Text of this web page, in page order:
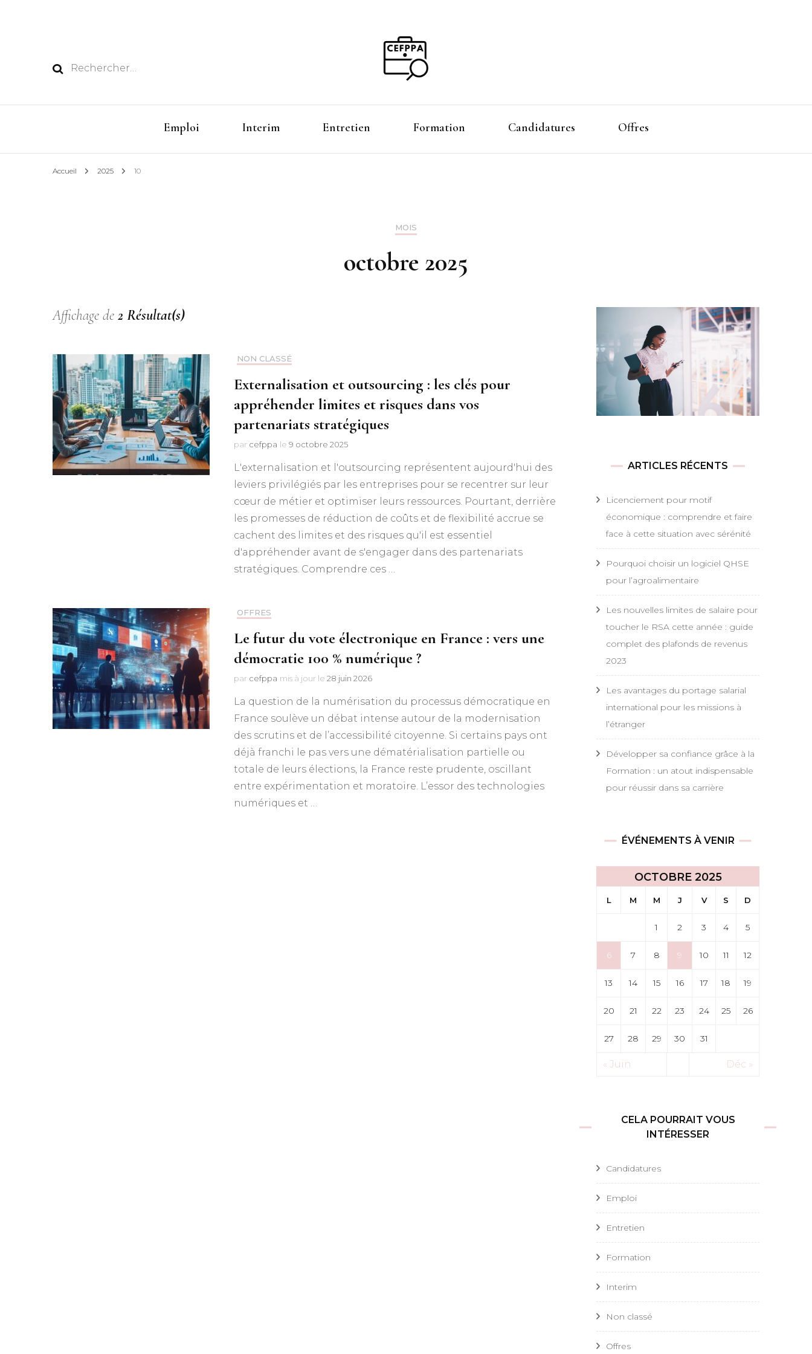
Rechercher :
Emploi Interim Entretien Formation Candidatures Offres
Accueil 2025 10
MOIS
octobre 2025
Affichage de 2 Résultat(s)
NON CLASSÉ
Externalisation et outsourcing : les clés pour
appréhender limites et risques dans vos
partenariats stratégiques
par cefppa le 9 octobre 2025
L'externalisation et l'outsourcing représentent aujourd'hui des
leviers privilégiés par les entreprises pour se recentrer sur leur
cœur de métier et optimiser leurs ressources. Pourtant, derrière
les promesses de réduction de coûts et de flexibilité accrue se
cachent des limites et des risques qu'il est essentiel
d'appréhender avant de s'engager dans des partenariats
stratégiques. Comprendre ces …
OFFRES
Le futur du vote électronique en France : vers une
démocratie 100 % numérique ?
par cefppa mis à jour le 28 juin 2026
La question de la numérisation du processus démocratique en
France soulève un débat intense autour de la modernisation
des scrutins et de l’accessibilité citoyenne. Si certains pays ont
déjà franchi le pas vers une dématérialisation partielle ou
totale de leurs élections, la France reste prudente, oscillant
entre expérimentation et moratoire. L’essor des technologies
numériques et …
ARTICLES RÉCENTS
Licenciement pour motif
économique : comprendre et faire
face à cette situation avec sérénité
Pourquoi choisir un logiciel QHSE
pour l’agroalimentaire
Les nouvelles limites de salaire pour
toucher le RSA cette année : guide
complet des plafonds de revenus
2023
Les avantages du portage salarial
international pour les missions à
l’étranger
Développer sa confiance grâce à la
Formation : un atout indispensable
pour réussir dans sa carrière
ÉVÉNEMENTS À VENIR
OCTOBRE 2025
L M M J V S D
1 2 3 4 5
6 7 8 9 10 11 12
13 14 15 16 17 18 19
20 21 22 23 24 25 26
27 28 29 30 31
« Juin Déc »
CELA POURRAIT VOUS
INTÉRESSER
Candidatures
Emploi
Entretien
Formation
Interim
Non classé
Offres